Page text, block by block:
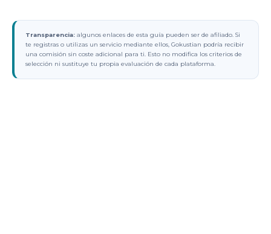
Transparencia: algunos enlaces de esta guía pueden ser de afiliado. Si
te registras o utilizas un servicio mediante ellos, Gokustian podría recibir
una comisión sin coste adicional para ti. Esto no modifica los criterios de
selección ni sustituye tu propia evaluación de cada plataforma.